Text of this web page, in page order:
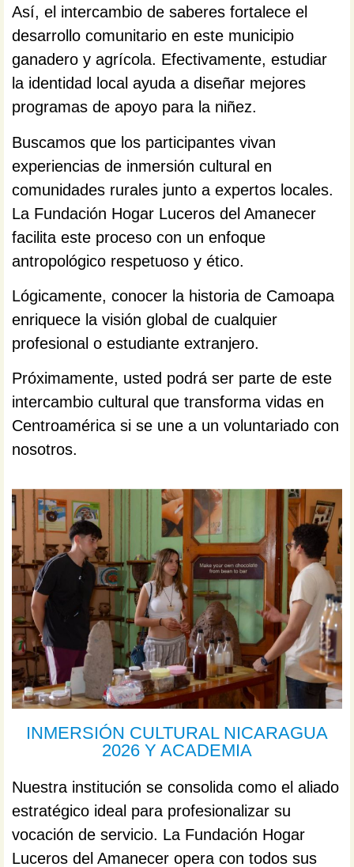
Así, el intercambio de saberes fortalece el
desarrollo comunitario en este municipio
ganadero y agrícola. Efectivamente, estudiar
la identidad local ayuda a diseñar mejores
programas de apoyo para la niñez.
Buscamos que los participantes vivan
experiencias de inmersión cultural en
comunidades rurales junto a expertos locales.
La Fundación Hogar Luceros del Amanecer
facilita este proceso con un enfoque
antropológico respetuoso y ético.
Lógicamente, conocer la historia de Camoapa
enriquece la visión global de cualquier
profesional o estudiante extranjero.
Próximamente, usted podrá ser parte de este
intercambio cultural que transforma vidas en
Centroamérica si se une a un voluntariado con
nosotros.
INMERSIÓN CULTURAL NICARAGUA
2026 Y ACADEMIA
Nuestra institución se consolida como el aliado
estratégico ideal para profesionalizar su
vocación de servicio. La Fundación Hogar
Luceros del Amanecer opera con todos sus